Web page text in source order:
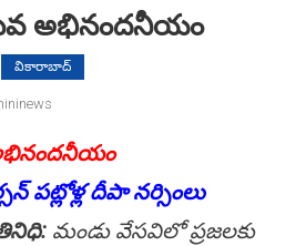
అభినందనీయం
వికారాబాద్
పట్లోళ్ల దీపా నర్సింలు
మండు వేసవిలో ప్రజలకు